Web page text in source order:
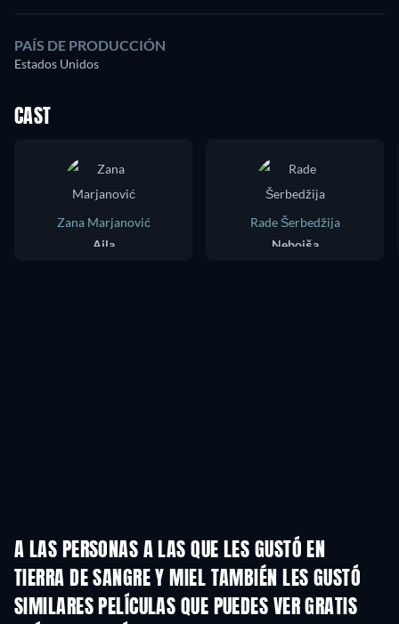
PAÍS DE PRODUCCIÓN
Estados Unidos
CAST
Zana Marjanović
Ajla
Rade Šerbedžija
Nebojša
A LAS PERSONAS A LAS QUE LES GUSTÓ EN
TIERRA DE SANGRE Y MIEL TAMBIÉN LES GUSTÓ
SIMILARES PELÍCULAS QUE PUEDES VER GRATIS